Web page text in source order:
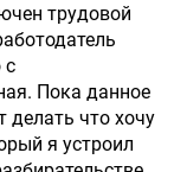
трудовой
с
Пока данное
что хочу
я устроил